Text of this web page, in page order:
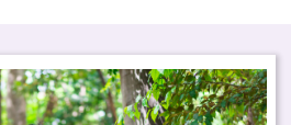
也是體現108課綱
實踐方式。大湖農